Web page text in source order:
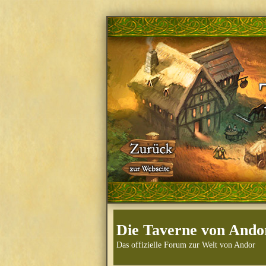
Die Taverne von
Das offizielle Forum zur Welt von Andor